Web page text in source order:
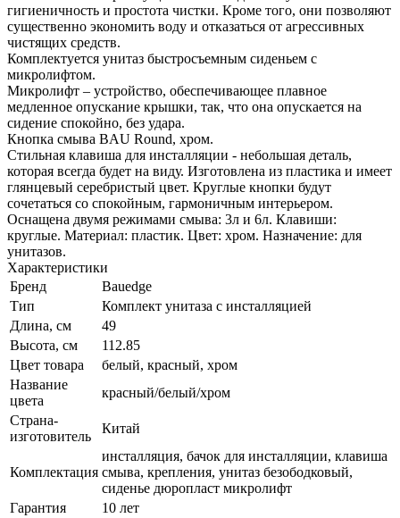
гигиеничность и простота чистки. Кроме того, они позволяют
существенно экономить воду и отказаться от агрессивных
чистящих средств.
Комплектуется унитаз быстросъемным сиденьем с
микролифтом.
Микролифт – устройство, обеспечивающее плавное
медленное опускание крышки, так, что она опускается на
сидение спокойно, без удара.
Кнопка смыва BAU Round, хром.
Стильная клавиша для инсталляции - небольшая деталь,
которая всегда будет на виду. Изготовлена из пластика и имеет
глянцевый серебристый цвет. Круглые кнопки будут
сочетаться со спокойным, гармоничным интерьером.
Оснащена двумя режимами смыва: 3л и 6л. Клавиши:
круглые. Материал: пластик. Цвет: хром. Назначение: для
унитазов.
Характеристики
Бренд
Bauedge
Тип
Комплект унитаза c инсталляцией
Длина, см
49
Высота, см
112.85
Цвет товара
белый, красный, хром
Название
цвета
красный/белый/хром
Страна-
изготовитель
Китай
Комплектация
инсталляция, бачок для инсталляции, клавиша
смыва, крепления, унитаз безободковый,
сиденье дюропласт микролифт
Гарантия
10 лет